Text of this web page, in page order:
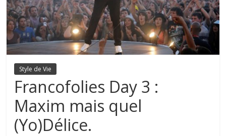
Style de Vie
Francofolies Day 3 :
Maxim mais quel
(Yo)Délice.